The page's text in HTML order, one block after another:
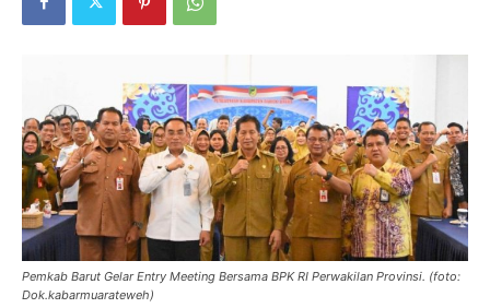
Pemkab Barut Gelar Entry Meeting Bersama BPK RI Perwakilan Provinsi. (foto:
Dok.kabarmuarateweh)